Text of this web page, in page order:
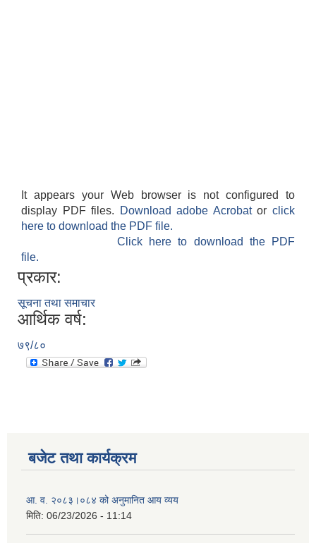
It appears your Web browser is not configured to
display PDF files.
Download adobe Acrobatorclick
here to download the PDF file.
Click here to download the PDF
file.
प्रकार:
सूचना तथा समाचार
आर्थिक वर्ष:
७९/८०
बजेट तथा कार्यक्रम
आ. व. २०८३।०८४ को अनुमानित आय व्यय
मिति: 06/23/2026 - 11:14